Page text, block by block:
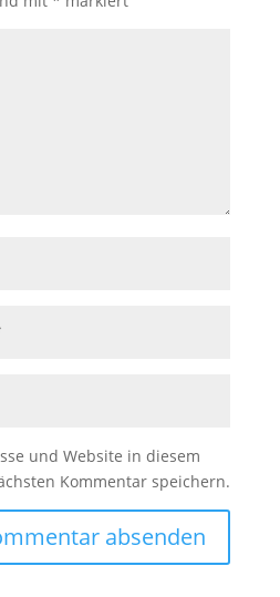
und Website in diesem
Kommentar speichern.